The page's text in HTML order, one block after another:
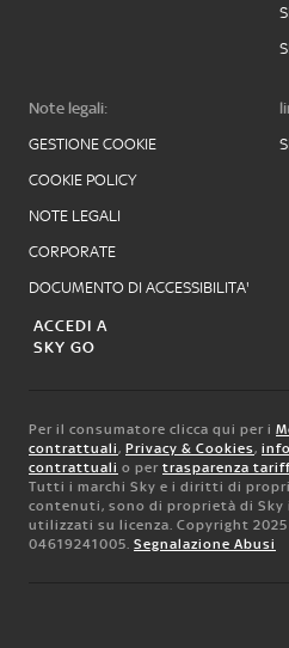
Note legali:
GESTIONE COOKIE
COOKIE POLICY
NOTE LEGALI
CORPORATE
DOCUMENTO DI ACCESSIBILITA'
ACCEDI A
SKY GO
Per il consumatore clicca qui per i
contrattuali, Privacy & Cookies,
contrattuali o per trasparenza
Tutti i marchi Sky e i diritti di
contenuti, sono di proprietà di Sky
utilizzati su licenza. Copyright 2025
04619241005. Segnalazione Abusi